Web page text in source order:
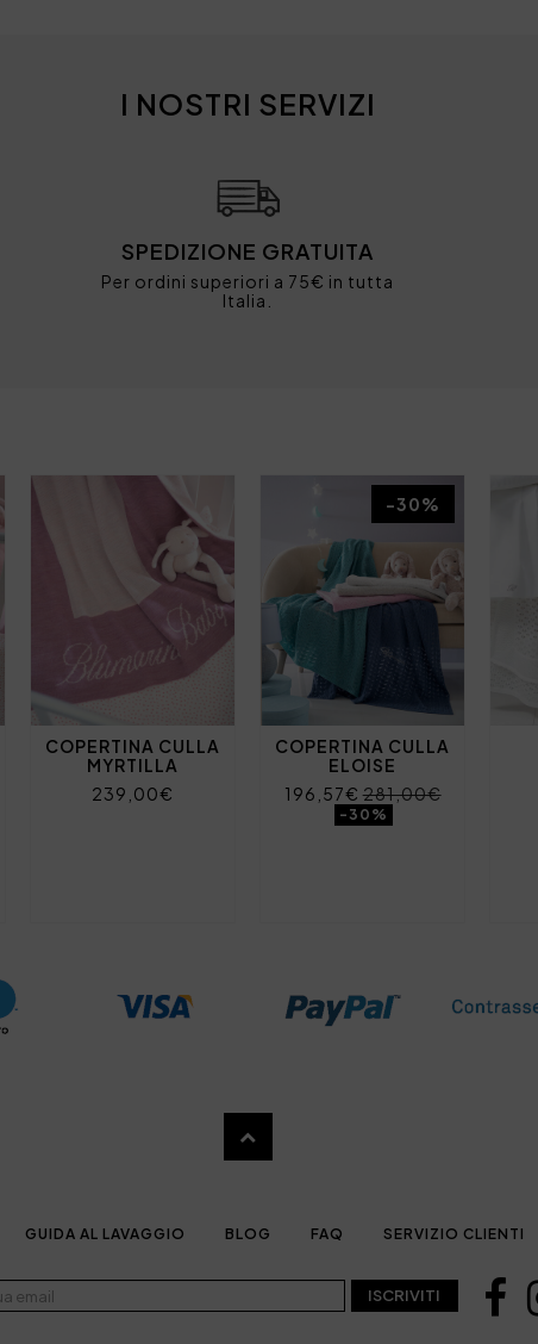
I NOSTRI SERVIZI
SPEDIZIONE GRATUITA
Per ordini superiori a 75€ in tutta
Italia.
COPERTINA CULLA
MYRTILLA
239,00€
COPERTINA CULLA
ELOISE
196,57€281,00€
-30%
-30%
GUIDA AL LAVAGGIO BLOG FAQ SERVIZIO CLIENTI
ISCRIVITI